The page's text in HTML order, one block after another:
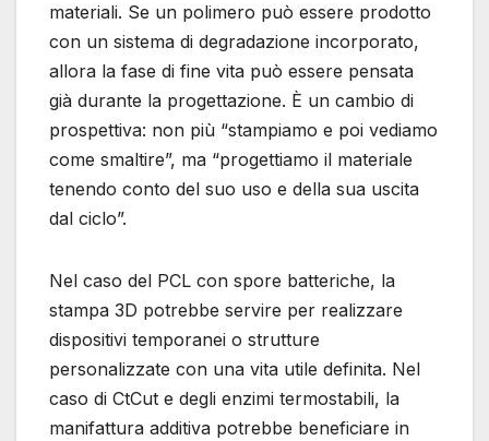
materiali. Se un polimero può essere prodotto
con un sistema di degradazione incorporato,
allora la fase di fine vita può essere pensata
già durante la progettazione. È un cambio di
prospettiva: non più “stampiamo e poi vediamo
come smaltire”, ma “progettiamo il materiale
tenendo conto del suo uso e della sua uscita
dal ciclo”.
Nel caso del PCL con spore batteriche, la
stampa 3D potrebbe servire per realizzare
dispositivi temporanei o strutture
personalizzate con una vita utile definita. Nel
caso di CtCut e degli enzimi termostabili, la
manifattura additiva potrebbe beneficiare in